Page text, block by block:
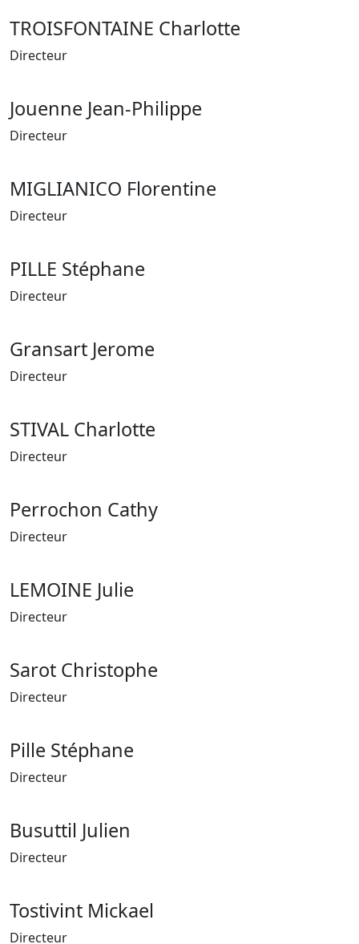
TROISFONTAINE Charlotte
Directeur
Jouenne Jean-Philippe
Directeur
MIGLIANICO Florentine
Directeur
PILLE Stéphane
Directeur
Gransart Jerome
Directeur
STIVAL Charlotte
Directeur
Perrochon Cathy
Directeur
LEMOINE Julie
Directeur
Sarot Christophe
Directeur
Pille Stéphane
Directeur
Busuttil Julien
Directeur
Tostivint Mickael
Directeur